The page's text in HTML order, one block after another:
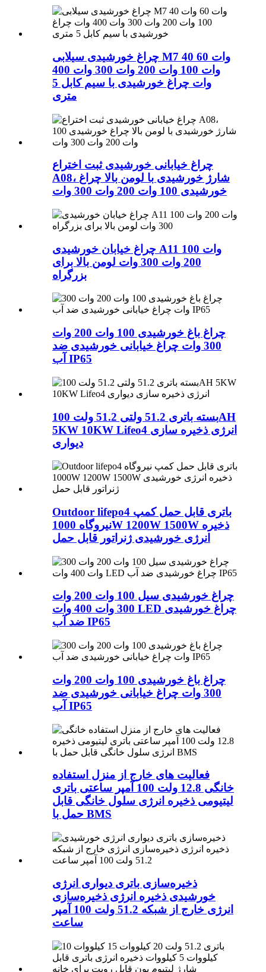
چراغ خورشیدی سیلابی M7 40 وات 60
وات 100 وات 200 وات 300 وات 400
وات چراغ خورشیدی با سیم کابل 5
متری
چراغ خیابانی خورشیدی ثبت اختراع
A08، شارژ خورشیدی با لومن بالا چراغ
خورشیدی 100 وات 200 وات 300 وات
چراغ خیابان خورشیدی A11 100 وات
200 وات 300 وات لومن بالا برای
بزرگراه
چراغ باغ خورشیدی 100 وات 200 وات
300 وات چراغ خیابانی خورشیدی ضد
آب IP65
بسته باتری 51.2 ولتی 51.2 ولت 100AH
​​5KW 10KW Lifeo4 انرژی ذخیره سازی
دیواری
Outdoor lifepo4 باتری قابل حمل کمپ
نیروگاه 1000W 1200W 1500W ذخیره
انرژی خورشیدی ژنراتور قابل حمل
چراغ خورشیدی سیل 100 وات 200 وات
300 وات 400 وات LED چراغ خورشیدی
ضد آب IP65
چراغ باغ خورشیدی 100 وات 200 وات
300 وات چراغ خیابانی خورشیدی ضد
آب IP65
فعالیت های خارج از منزل استفاده
خانگی 12.8 ولت 100 آمپر ساعتی باتری
لیتیومی ذخیره انرژی سلول خانگی قابل
حمل با BMS
ذخیره‌سازی باتری دیواری انرژی
خورشیدی ذخیره انرژی ذخیره‌سازی
انرژی خارج از شبکه 51.2 ولت 100 آمپر
ساعت